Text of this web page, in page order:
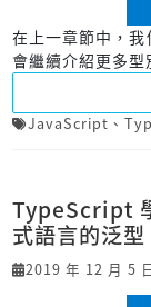
在上一章節中，
會繼續介紹更多型
JavaScript 、
TypeScript
式語言的泛型
2019 年 12 月 5